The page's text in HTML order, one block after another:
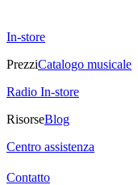
In-store
PrezziCatalogo musicale
Radio In-store
RisorseBlog
Centro assistenza
Contatto